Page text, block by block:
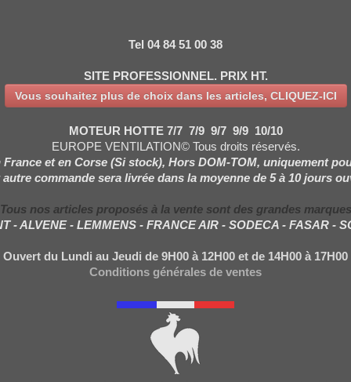
Tel 04 84 51 00 38
SITE PROFESSIONNEL. PRIX HT.
Vous souhaitez plus de choix dans les articles, CLIQUEZ-ICI
MOTEUR HOTTE 7/7 7/9 9/7 9/9 10/10
EUROPE VENTILATION© Tous droits réservés.
et en Corse (Si stock), Hors DOM-TOM, uniquement
autre commande sera livrée dans la moyenne de 5 à 10 jours
Tous nos articles proposés à la vente sont des grandes marques
- ALVENE - LEMMENS - FRANCE AIR - SODECA - FASAR -
Ouvert du Lundi au Jeudi de 9H00 à 12H00 et de 14H00 à 17H00
Conditions générales de ventes